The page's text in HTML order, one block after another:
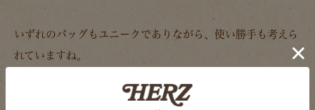
いずれのバッグもユニークでありながら、使い勝手も考えら
れていますね。
っと、今回はトートバッグのみの紹介で終わらそうと思って